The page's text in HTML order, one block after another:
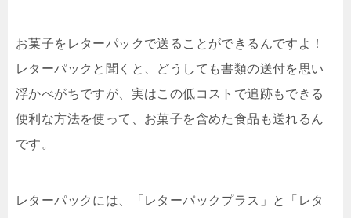
お菓子をレターパックで送ることができるんですよ！
レターパックと聞くと、どうしても書類の送付を思い
浮かべがちですが、実はこの低コストで追跡もできる
便利な方法を使って、お菓子を含めた食品も送れるん
です。
レターパックには、「レターパックプラス」と「レタ